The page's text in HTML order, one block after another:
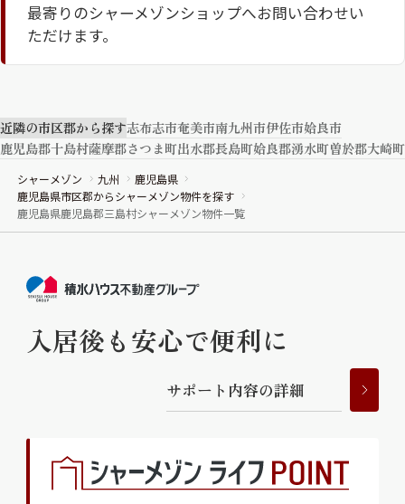
ルームツアー 動画ギャラリー
ShaMaison STYLE
シャーメゾンショップを探す
らくらく内見
シャーメゾンライフサポート
お問い合わせ・よくある質問
シャーメゾンライフ CLUB
シャーメゾンライフ GUARD
最寄りのシャーメゾンショップへお問い合わせい
ただけます。
近隣の市区郡から探す志布志市奄美市南九州市伊佐市姶良市
鹿児島郡十島村薩摩郡さつま町出水郡長島町姶良郡湧水町曽於郡大崎町
シャーメゾン 九州
鹿児島県
鹿児島県市区郡からシャーメゾン物件を探す
鹿児島県鹿児島郡三島村シャーメゾン物件一覧
入居後も安心で便利に
サポー ト 内容の詳細